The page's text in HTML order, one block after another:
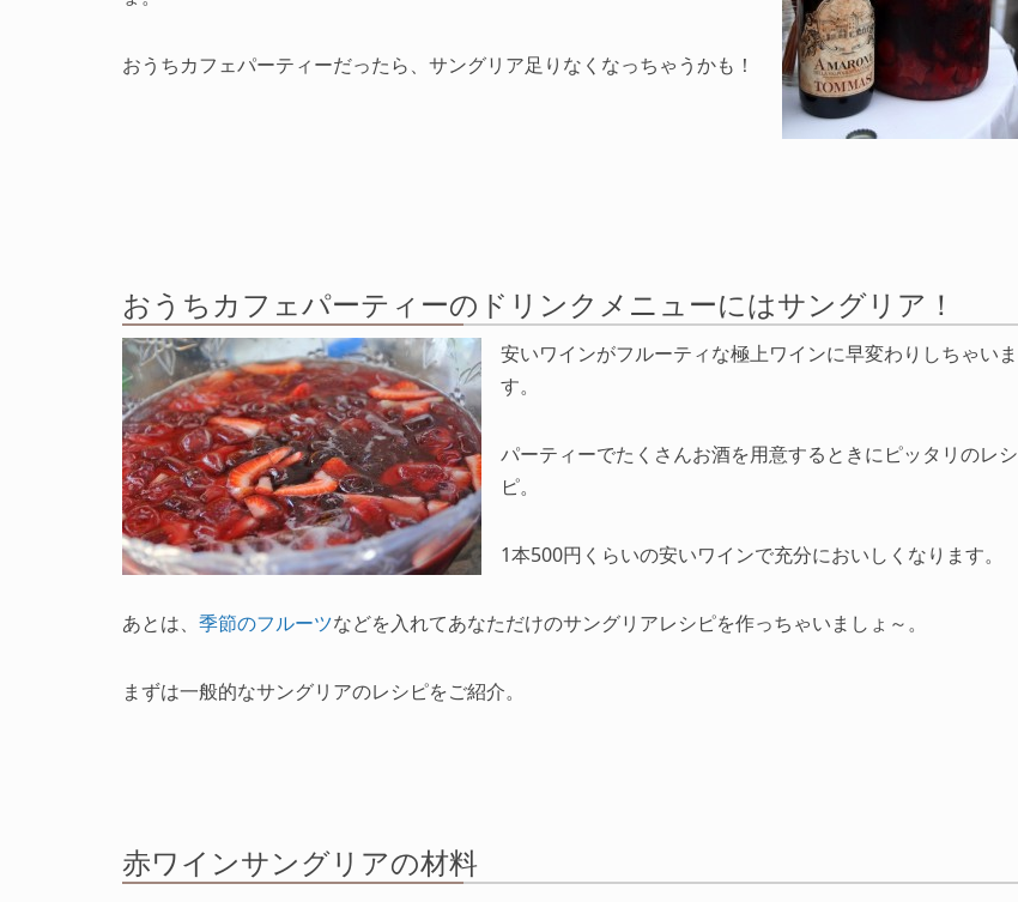
おうちカフェパーティーだったら、サングリア足りなくなっちゃうかも！
おうちカフェパーティーのドリンクメニューにはサングリア！
安いワインがフルーティな極上ワインに早変わりしちゃいま
す。
パーティーでたくさんお酒を用意するときにピッタリのレシ
ピ。
1本500円くらいの安いワインで充分においしくなります。
あとは、 季節のフルーツなどを入れてあなただけのサングリアレシピを作っちゃいましょ～。
まずは一般的なサングリアのレシピをご紹介。
赤ワインサングリアの材料